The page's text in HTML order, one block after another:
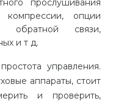
прослушивания
опции
обратной связи,
и т д.
управления.
аппараты, стоит
и проверить,